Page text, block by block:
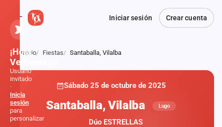
Iniciar sesión Crear cuenta
Atrás
Inicio Fiestas Santaballa, Vilalba
Sábado 25 de octubre de 2025
Santaballa, Vilalba Lugo
Dúo ESTRELLAS
¡Hola,
Verbener@!
Usuario
invitado
·
Inicia
sesión
para
personalizar